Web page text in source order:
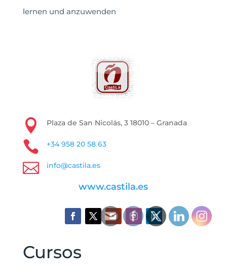
lernen und anzuwenden
 Plaza de San Nicolás, 3 18010 – Granada
 +34 958 20 58 63
 info@castila.es
www.castila.es
Cursos